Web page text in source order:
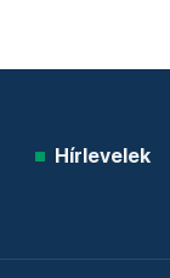
Hírlevelek